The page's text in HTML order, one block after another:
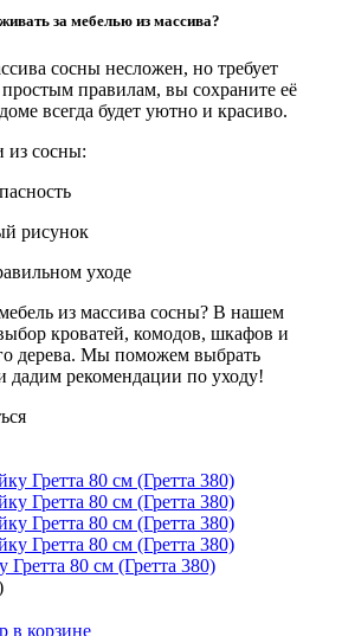
за мебелью из массива?
сосны несложен, но требует
правилам, вы сохраните её
всегда будет уютно и красиво.
из сосны:
рисунок
уходе
из массива сосны? В нашем
кроватей, комодов, шкафов и
дерева. Мы поможем выбрать
дадим рекомендации по уходу!
80 см (Гретта 380)
в корзине